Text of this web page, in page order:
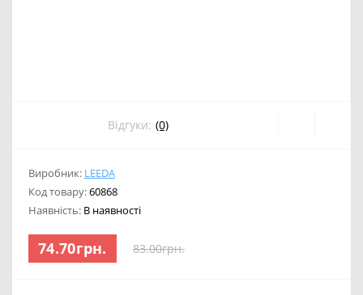
Відгуки: (0)
Виробник: LEEDA
Код товару:60868
Наявність: В наявності
74.70грн. 83.00грн.